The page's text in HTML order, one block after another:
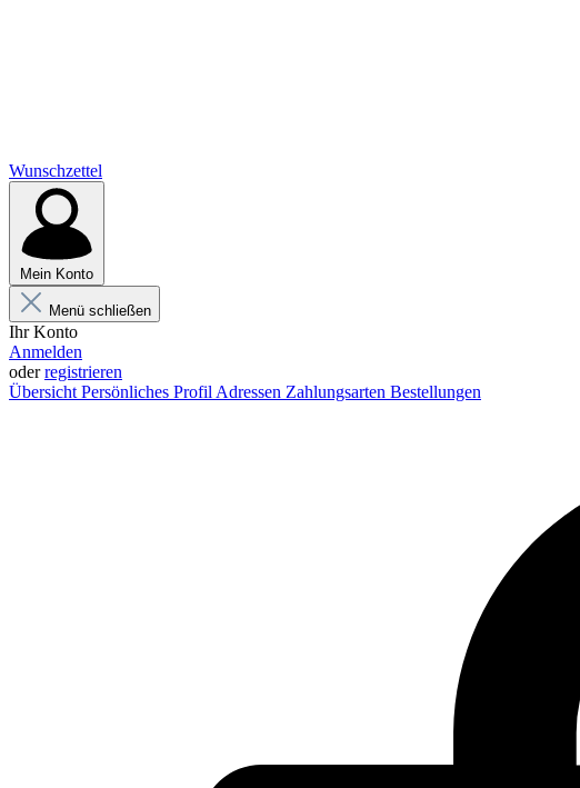
Wunschzettel
Mein Konto
Menü schließen
Ihr Konto
Anmelden
oderregistrieren
Übersicht Persönliches Profil Adressen Zahlungsarten Bestellungen